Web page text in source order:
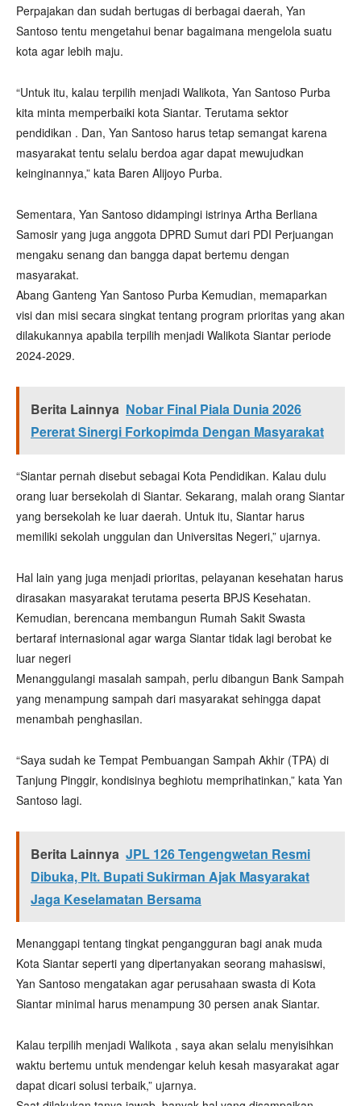
Perpajakan dan sudah bertugas di berbagai daerah, Yan
Santoso tentu mengetahui benar bagaimana mengelola suatu
kota agar lebih maju.
“Untuk itu, kalau terpilih menjadi Walikota, Yan Santoso Purba
kita minta memperbaiki kota Siantar. Terutama sektor
pendidikan . Dan, Yan Santoso harus tetap semangat karena
masyarakat tentu selalu berdoa agar dapat mewujudkan
keinginannya,” kata Baren Alijoyo Purba.
Sementara, Yan Santoso didampingi istrinya Artha Berliana
Samosir yang juga anggota DPRD Sumut dari PDI Perjuangan
mengaku senang dan bangga dapat bertemu dengan
masyarakat.
Abang Ganteng Yan Santoso Purba Kemudian, memaparkan
visi dan misi secara singkat tentang program prioritas yang akan
dilakukannya apabila terpilih menjadi Walikota Siantar periode
2024-2029.
Berita Lainnya Nobar Final Piala Dunia 2026
Pererat Sinergi Forkopimda Dengan Masyarakat
“Siantar pernah disebut sebagai Kota Pendidikan. Kalau dulu
orang luar bersekolah di Siantar. Sekarang, malah orang Siantar
yang bersekolah ke luar daerah. Untuk itu, Siantar harus
memiliki sekolah unggulan dan Universitas Negeri,” ujarnya.
Hal lain yang juga menjadi prioritas, pelayanan kesehatan harus
dirasakan masyarakat terutama peserta BPJS Kesehatan.
Kemudian, berencana membangun Rumah Sakit Swasta
bertaraf internasional agar warga Siantar tidak lagi berobat ke
luar negeri
Menanggulangi masalah sampah, perlu dibangun Bank Sampah
yang menampung sampah dari masyarakat sehingga dapat
menambah penghasilan.
“Saya sudah ke Tempat Pembuangan Sampah Akhir (TPA) di
Tanjung Pinggir, kondisinya beghiotu memprihatinkan,” kata Yan
Santoso lagi.
Berita Lainnya JPL 126 Tengengwetan Resmi
Dibuka, Plt. Bupati Sukirman Ajak Masyarakat
Jaga Keselamatan Bersama
Menanggapi tentang tingkat pengangguran bagi anak muda
Kota Siantar seperti yang dipertanyakan seorang mahasiswi,
Yan Santoso mengatakan agar perusahaan swasta di Kota
Siantar minimal harus menampung 30 persen anak Siantar.
Kalau terpilih menjadi Walikota , saya akan selalu menyisihkan
waktu bertemu untuk mendengar keluh kesah masyarakat agar
dapat dicari solusi terbaik,” ujarnya.